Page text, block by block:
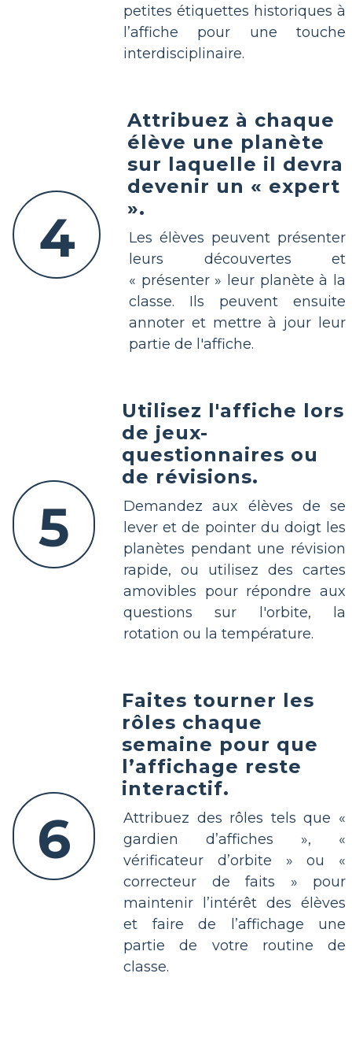
petites étiquettes historiques à
l’affiche pour une touche
interdisciplinaire.
4
Attribuez à chaque
élève une planète
sur laquelle il devra
devenir un « expert
».
Les élèves peuvent présenter
leurs découvertes et
« présenter » leur planète à la
classe. Ils peuvent ensuite
annoter et mettre à jour leur
partie de l'affiche.
5
Utilisez l'affiche lors
de jeux-
questionnaires ou
de révisions.
Demandez aux élèves de se
lever et de pointer du doigt les
planètes pendant une révision
rapide, ou utilisez des cartes
amovibles pour répondre aux
questions sur l'orbite, la
rotation ou la température.
6
Faites tourner les
rôles chaque
semaine pour que
l’affichage reste
interactif.
Attribuez des rôles tels que «
gardien d’affiches », «
vérificateur d’orbite » ou «
correcteur de faits » pour
maintenir l’intérêt des élèves
et faire de l’affichage une
partie de votre routine de
classe.